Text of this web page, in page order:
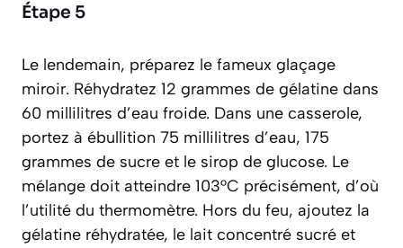
Étape 5
Le lendemain, préparez le fameux glaçage
miroir. Réhydratez 12 grammes de gélatine dans
60 millilitres d’eau froide. Dans une casserole,
portez à ébullition 75 millilitres d’eau, 175
grammes de sucre et le sirop de glucose. Le
mélange doit atteindre 103°C précisément, d’où
l’utilité du thermomètre. Hors du feu, ajoutez la
gélatine réhydratée, le lait concentré sucré et